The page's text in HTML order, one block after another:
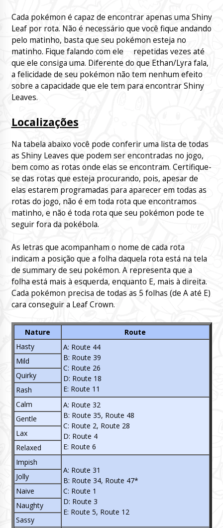
Cada pokémon é capaz de encontrar apenas uma Shiny
Leaf por rota. Não é necessário que você fique andando
pelo matinho, basta que seu pokémon esteja no
matinho. Fique falando com ele repetidas vezes até
que ele consiga uma. Diferente do que Ethan/Lyra fala,
a felicidade de seu pokémon não tem nenhum efeito
sobre a capacidade que ele tem para encontrar Shiny
Leaves.
Localizações
Na tabela abaixo você pode conferir uma lista de todas
as Shiny Leaves que podem ser encontradas no jogo,
bem como as rotas onde elas se encontram. Certifique-
se das rotas que esteja procurando, pois, apesar de
elas estarem programadas para aparecer em todas as
rotas do jogo, não é em toda rota que encontramos
matinho, e não é toda rota que seu pokémon pode te
seguir fora da pokébola.
As letras que acompanham o nome de cada rota
indicam a posição que a folha daquela rota está na tela
de summary de seu pokémon. A representa que a
folha está mais à esquerda, enquanto E, mais à direita.
Cada pokémon precisa de todas as 5 folhas (de A até E)
cara conseguir a Leaf Crown.
Nature
Route
Hasty
A: Route 44
B: Route 39
C: Route 26
D: Route 18
E: Route 11
Mild
Quirky
Rash
Calm
A: Route 32
B: Route 35, Route 48
C: Route 2, Route 28
D: Route 4
E: Route 6
Gentle
Lax
Relaxed
Impish
A: Route 31
B: Route 34, Route 47*
C: Route 1
D: Route 3
E: Route 5, Route 12
Jolly
Naive
Naughty
Sassy